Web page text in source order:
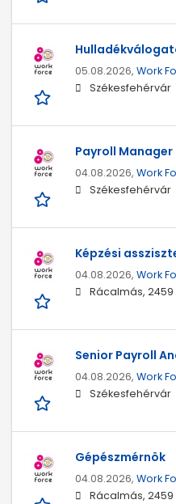
05.08.2026, Work
Székesfehérvár
Payroll Manager
04.08.2026, Work
Székesfehérvár
Képzési
04.08.2026, Work
Rácalmás,
Senior Payroll
04.08.2026, Work
Székesfehérvár
Gépészmérnök
04.08.2026, Work
Rácalmás,